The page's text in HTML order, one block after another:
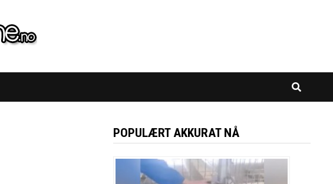
POPULÆRT AKKURAT NÅ